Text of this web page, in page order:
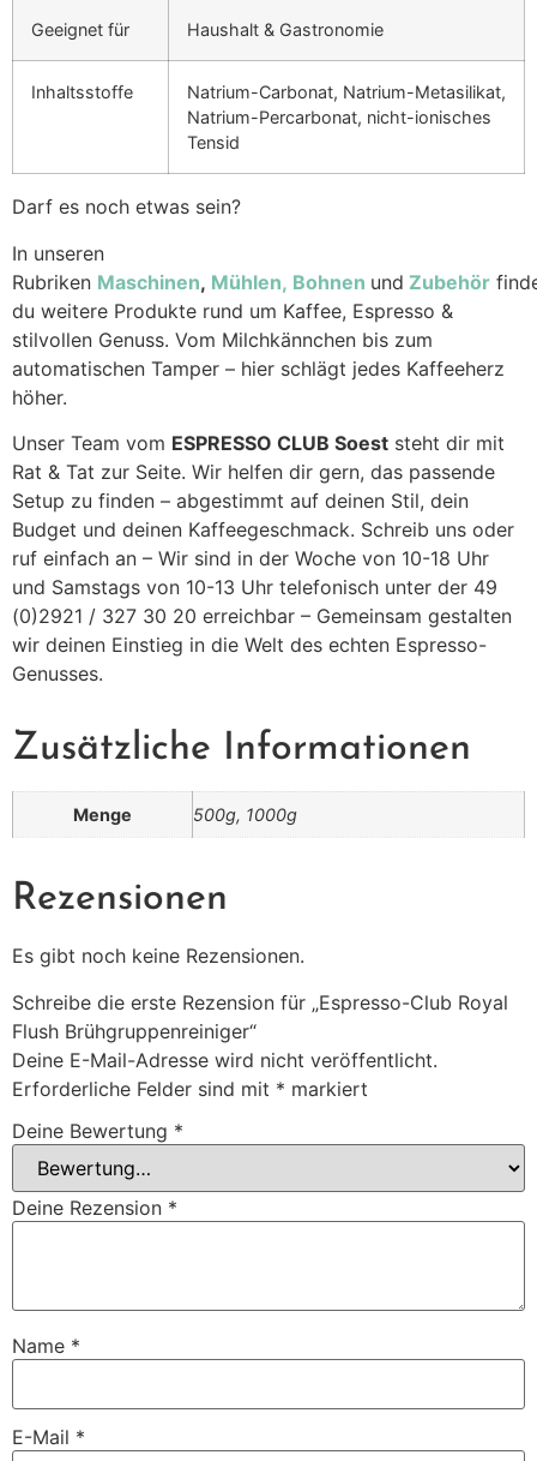
Geeignet für Haushalt & Gastronomie
Inhaltsstoffe
Natrium-Carbonat, Natrium-Metasilikat,
Natrium-Percarbonat, nicht-ionisches
Tensid
Darf es noch etwas sein?
In unseren
Rubriken Maschinen, Mühlen, Bohnen und Zubehör
du weitere Produkte rund um Kaffee, Espresso &
stilvollen Genuss. Vom Milchkännchen bis zum
automatischen Tamper – hier schlägt jedes Kaffeeherz
höher.
Unser Team vom ESPRESSO CLUB Soest steht dir mit
Rat & Tat zur Seite. Wir helfen dir gern, das passende
Setup zu finden – abgestimmt auf deinen Stil, dein
Budget und deinen Kaffeegeschmack. Schreib uns oder
ruf einfach an – Wir sind in der Woche von 10-18 Uhr
und Samstags von 10-13 Uhr telefonisch unter der 49
(0)2921 / 327 30 20 erreichbar – Gemeinsam gestalten
wir deinen Einstieg in die Welt des echten Espresso-
Genusses.
Zusätzliche Informationen
Menge 500g, 1000g
Rezensionen
Es gibt noch keine Rezensionen.
Schreibe die erste Rezension für „Espresso-Club Royal
Flush Brühgruppenreiniger“
Deine E-Mail-Adresse wird nicht veröffentlicht.
Erforderliche Felder sind mit * markiert
Deine Bewertung *
Deine Rezension *
Name *
E-Mail *